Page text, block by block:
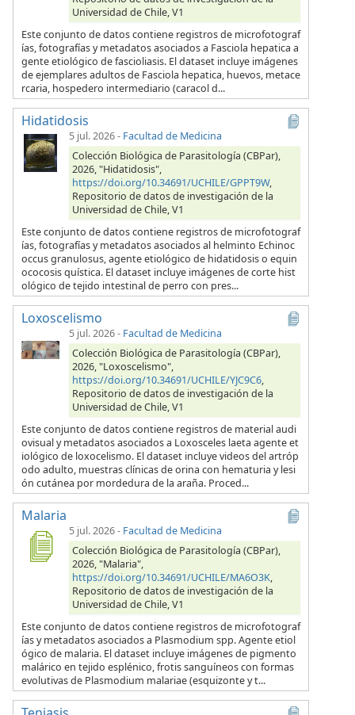
Universidad de Chile, V1
Este conjunto de datos contiene registros de microfotograf
ías, fotografías y metadatos asociados a Fasciola hepatica a
gente etiológico de fascioliasis. El dataset incluye imágenes
de ejemplares adultos de Fasciola hepatica, huevos, metace
rcaria, hospedero intermediario (caracol d...
Hidatidosis
5 jul. 2026- Facultad de Medicina
Colección Biológica de Parasitología (CBPar),
2026, "Hidatidosis",
https://doi.org/10.34691/UCHILE/GPPT9W,
Repositorio de datos de investigación de la
Universidad de Chile, V1
Este conjunto de datos contiene registros de microfotograf
ías, fotografías y metadatos asociados al helminto Echinoc
occus granulosus, agente etiológico de hidatidosis o equin
ococosis quística. El dataset incluye imágenes de corte hist
ológico de tejido intestinal de perro con pres...
Loxoscelismo
5 jul. 2026- Facultad de Medicina
Colección Biológica de Parasitología (CBPar),
2026, "Loxoscelismo",
https://doi.org/10.34691/UCHILE/YJC9C6,
Repositorio de datos de investigación de la
Universidad de Chile, V1
Este conjunto de datos contiene registros de material audi
ovisual y metadatos asociados a Loxosceles laeta agente et
iológico de loxocelismo. El dataset incluye videos del artróp
odo adulto, muestras clínicas de orina con hematuria y lesi
ón cutánea por mordedura de la araña. Proced...
Malaria
5 jul. 2026- Facultad de Medicina
Colección Biológica de Parasitología (CBPar),
2026, "Malaria",
https://doi.org/10.34691/UCHILE/MA6O3K,
Repositorio de datos de investigación de la
Universidad de Chile, V1
Este conjunto de datos contiene registros de microfotograf
ías y metadatos asociados a Plasmodium spp. Agente etiol
ógico de malaria. El dataset incluye imágenes de pigmento
malárico en tejido esplénico, frotis sanguíneos con formas
evolutivas de Plasmodium malariae (esquizonte y t...